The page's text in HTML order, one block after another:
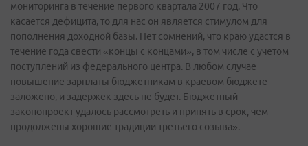
мониторинга в течение первого квартала 2007 год. Что
касается дефицита, то для нас он является стимулом для
пополнения доходной базы. Нет сомнений, что краю удастся в
течение года свести «концы с концами», в том числе с учетом
поступлений из федерального центра. В любом случае
повышение зарплаты бюджетникам в краевом бюджете
заложено, и задержек здесь не будет. Бюджетный
законопроект удалось рассмотреть и принять в срок, чем
продолжены хорошие традиции третьего созыва».